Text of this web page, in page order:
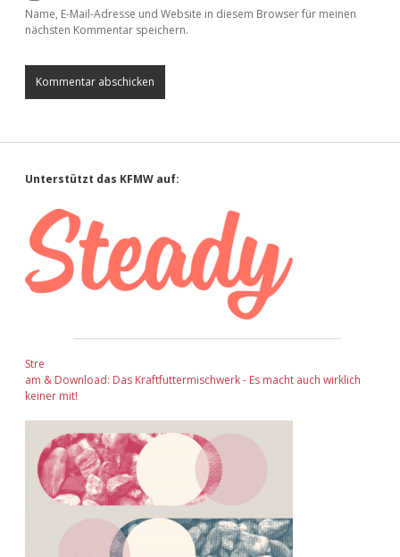
Name, E-Mail-Adresse und Website in diesem Browser für meinen
nächsten Kommentar speichern.
Sidebar
Unterstützt das KFMW auf:
Stre
am & Download: Das Kraftfuttermischwerk - Es macht auch wirklich
keiner mit!